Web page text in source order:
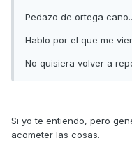
Pedazo de ortega
Hablo por el que me
No quisiera volver a
Si yo te entiendo, pero
acometer las cosas.